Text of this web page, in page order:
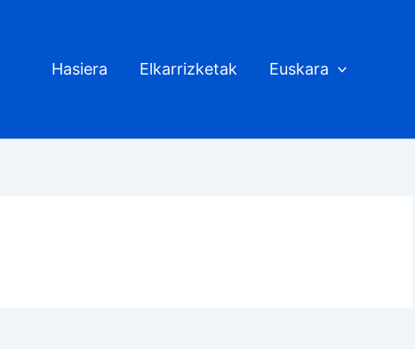
Hasiera Elkarrizketak Euskara